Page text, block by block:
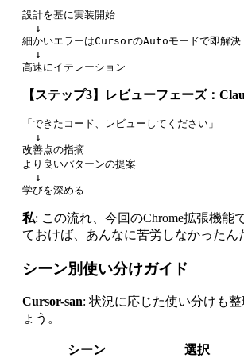
設計を基に実装開始
  ↓
細かいエラーはCursorのAutoモードで即解決
  ↓
【ステップ3】レビューフェーズ：
「できたコード、レビューしてください」
  ↓
改善点の指摘
より良いパターンの提案
  ↓
私: この流れ、今回のChrome拡張機能
ておけば、あんなに苦労しなかったん
シーン別使い分けガイド
Cursor-san: 状況に応じた使い分けも
ょう。
シーン 選択